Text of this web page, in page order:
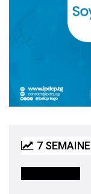
7 SEMAINE